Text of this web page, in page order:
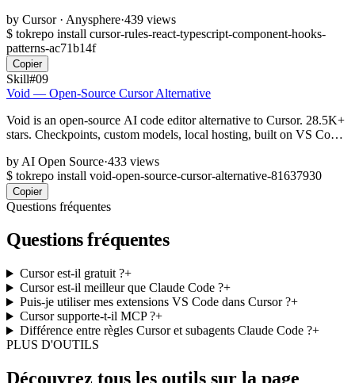
by Cursor · Anysphere·439 views
$ tokrepo install cursor-rules-react-typescript-component-hooks-
patterns-ac71b14f
Copier
Skill#09
Void — Open-Source Cursor Alternative
Void is an open-source AI code editor alternative to Cursor. 28.5K+
stars. Checkpoints, custom models, local hosting, built on VS Code.
by AI Open Source·433 views
$ tokrepo install void-open-source-cursor-alternative-81637930
Copier
Questions fréquentes
Questions fréquentes
Cursor est-il gratuit ?+
Cursor est-il meilleur que Claude Code ?+
Puis-je utiliser mes extensions VS Code dans Cursor ?+
Cursor supporte-t-il MCP ?+
Différence entre règles Cursor et subagents Claude Code ?+
PLUS D'OUTILS
Découvrez tous les outils sur la page